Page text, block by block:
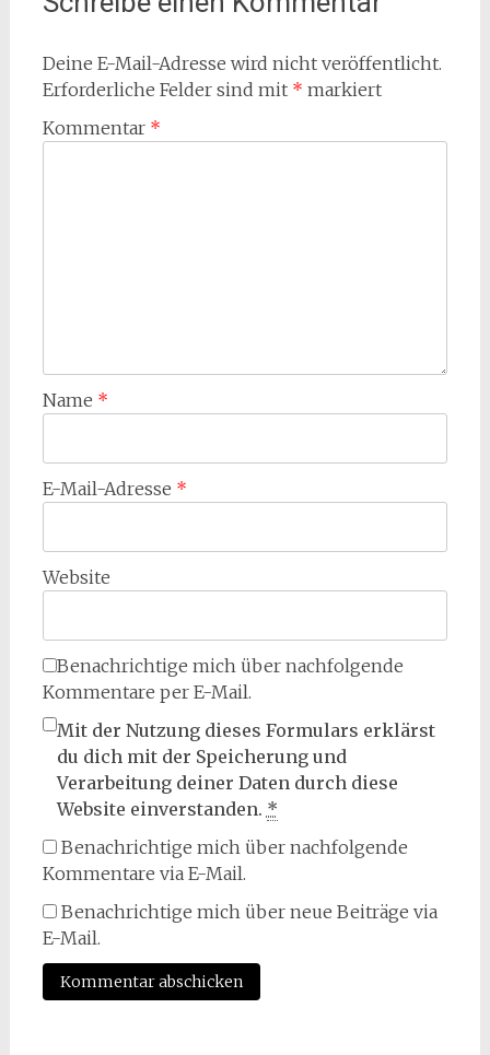
Deine E-Mail-Adresse wird nicht veröffentlicht.
Erforderliche Felder sind mit * markiert
Kommentar *
Name *
E-Mail-Adresse *
Website
Benachrichtige mich über nachfolgende
Kommentare per E-Mail.
Mit der Nutzung dieses Formulars erklärst
du dich mit der Speicherung und
Verarbeitung deiner Daten durch diese
Website einverstanden. *
Benachrichtige mich über nachfolgende
Kommentare via E-Mail.
Benachrichtige mich über neue Beiträge via
E-Mail.